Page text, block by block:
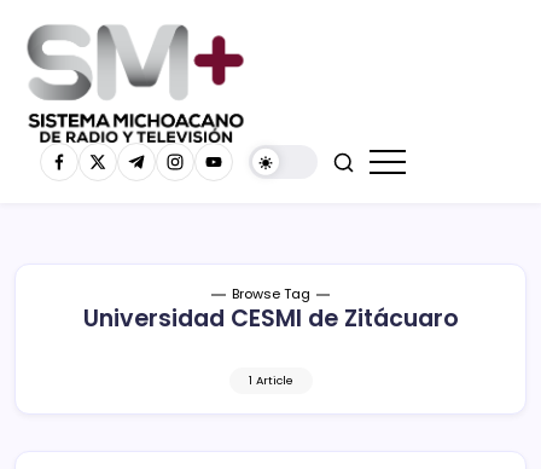
Browse Tag
Universidad CESMI de Zitácuaro
1 Article